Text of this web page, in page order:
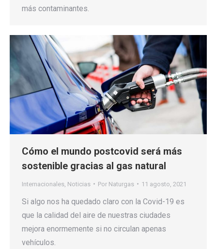
más contaminantes.
Cómo el mundo postcovid será más
sostenible gracias al gas natural
Internacionales Noticias Por Naturgas 11 agosto, 2021
Si algo nos ha quedado claro con la Covid-19 es
que la calidad del aire de nuestras ciudades
mejora enormemente si no circulan apenas
vehículos.